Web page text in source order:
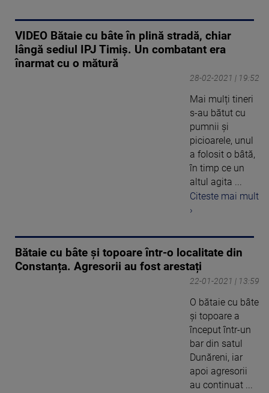
VIDEO Bătaie cu bâte în plină stradă, chiar
lângă sediul IPJ Timiș. Un combatant era
înarmat cu o mătură
28-02-2021 | 19:52
Mai mulți tineri
s-au bătut cu
pumnii și
picioarele, unul
a folosit o bâtă,
în timp ce un
altul agita ...
Citeste mai mult
›
Bătaie cu bâte și topoare într-o localitate din
Constanța. Agresorii au fost arestați
22-01-2021 | 13:59
O bătaie cu bâte
și topoare a
început într-un
bar din satul
Dunăreni, iar
apoi agresorii
au continuat ...